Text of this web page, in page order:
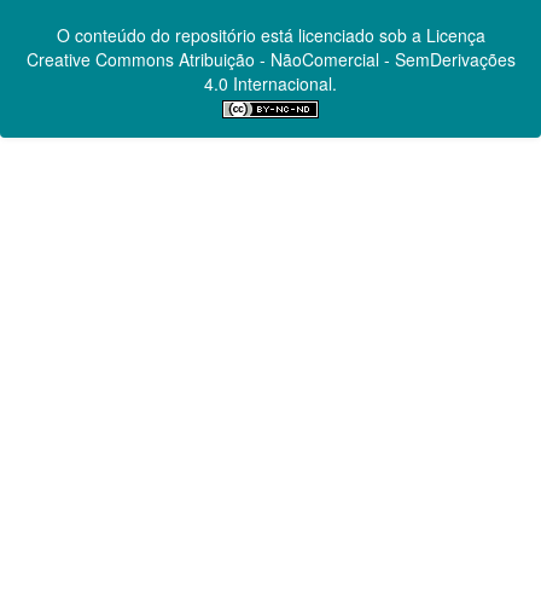
O conteúdo do repositório está licenciado sob a Licença
Creative CommonsAtribuição - NãoComercial - SemDerivações
4.0 Internacional.